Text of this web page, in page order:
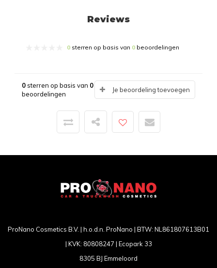
Reviews
0 sterren op basis van 0 beoordelingen
0sterren op basis van 0
beoordelingen
Je beoordeling toevoegen
ProNano Cosmetics B.V. | h.o.d.n. ProNano | BTW: NL861807613B01
| KVK: 80808247 | Ecopark 33
8305 BJ Emmeloord